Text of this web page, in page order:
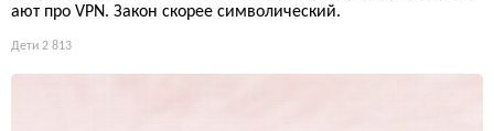
ают про VPN. Закон скорее символический.
Дети 2 813